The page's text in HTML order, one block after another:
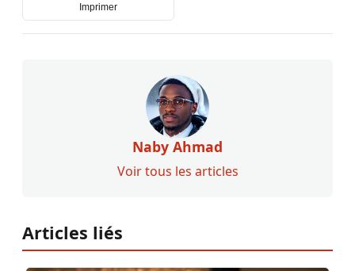
Imprimer
Naby Ahmad
Voir tous les articles
Articles liés